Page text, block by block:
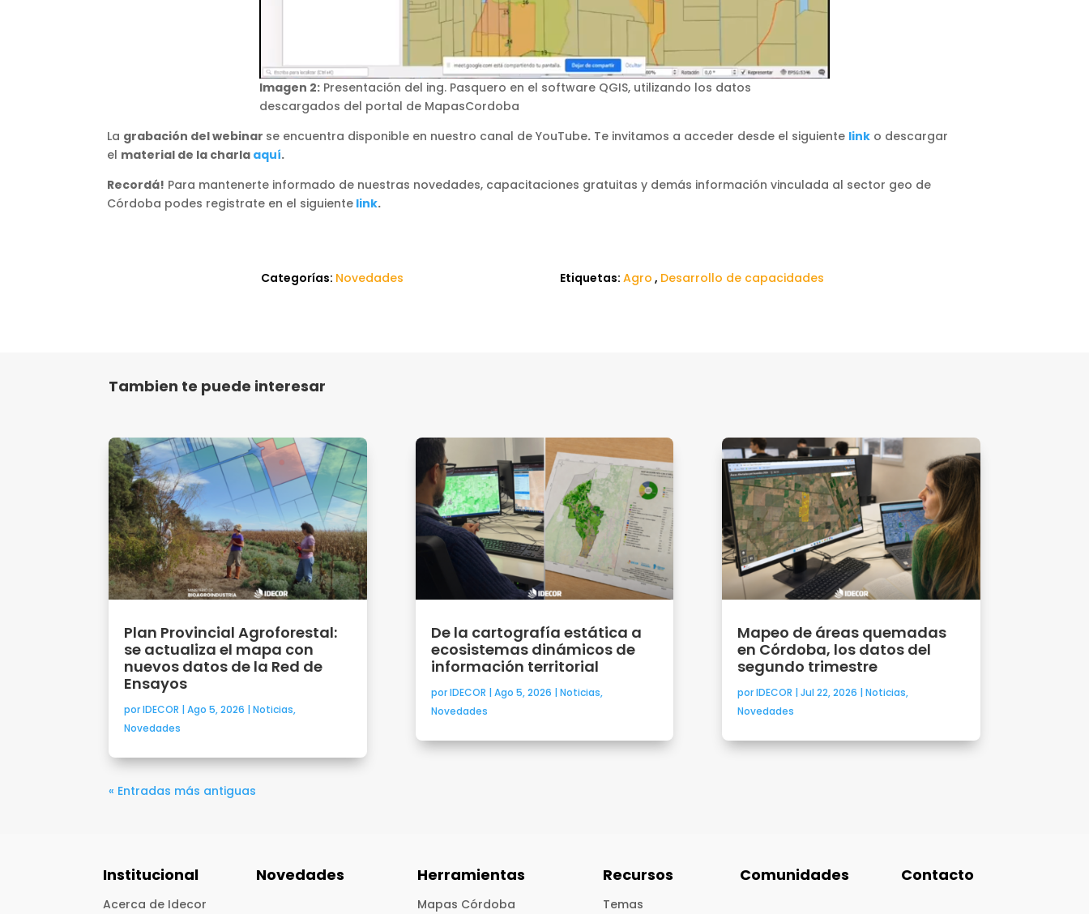
Imagen 2: Presentación del ing. Pasquero en el software QGIS, utilizando los datos
descargados del portal de MapasCordoba
La grabación del webinar se encuentra disponible en nuestro canal de YouTube. Te invitamos a acceder desde el siguiente link o descargar
el material de la charla aquí.
Recordá! Para mantenerte informado de nuestras novedades, capacitaciones gratuitas y demás información vinculada al sector geo de
Córdoba podes registrate en el siguiente link.
Categorías: Novedades Etiquetas:Agro , Desarrollo de capacidades
Tambien te puede interesar
Plan Provincial Agroforestal:
se actualiza el mapa con
nuevos datos de la Red de
Ensayos
porIDECOR |Ago 5, 2026 |Noticias,
Novedades
De la cartografía estática a
ecosistemas dinámicos de
información territorial
porIDECOR | Ago 5, 2026 | Noticias,
Novedades
Mapeo de áreas quemadas
en Córdoba, los datos del
segundo trimestre
porIDECOR | Jul 22, 2026 | Noticias,
Novedades
« Entradas más antiguas
Institucional
Acerca de Idecor
Novedades Herramientas
Mapas Córdoba
Recursos
Temas
Comunidades Contacto